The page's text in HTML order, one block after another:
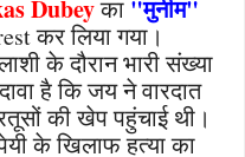
Dubeyका "मुनीम"
कर लिया गया।
के दौरान भारी संख्या
है कि जय ने वारदात
की खेप पहुंचाई थी।
के खिलाफ हत्या का